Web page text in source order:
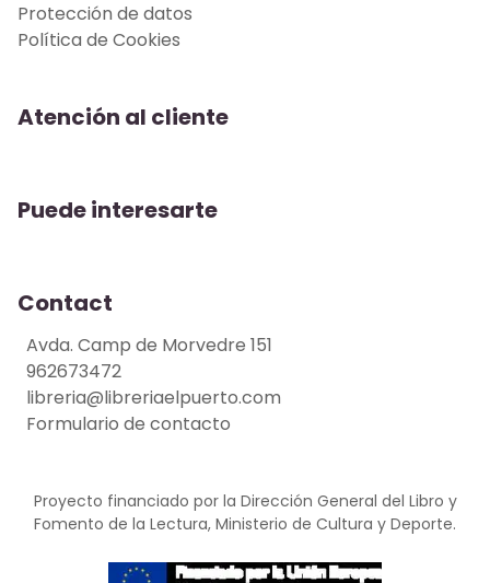
Protección de datos
Política de Cookies
Atención al cliente
Puede interesarte
Contact
Avda. Camp de Morvedre 151
962673472
libreria@libreriaelpuerto.com
Formulario de contacto
Proyecto financiado por la Dirección General del Libro y
Fomento de la Lectura, Ministerio de Cultura y Deporte.